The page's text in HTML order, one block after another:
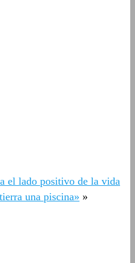
lado positivo de la vida
una piscina» »